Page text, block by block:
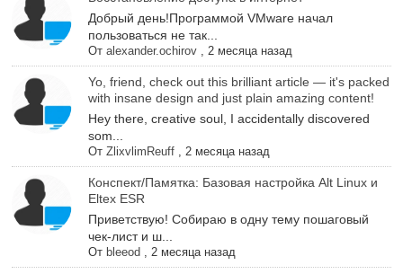
Добрый день!Программой VMware начал
пользоваться не так...
От alexander.ochirov, 2 месяца назад
Yo, friend, check out this brilliant article — it's packed
with insane design and just plain amazing content!
Hey there, creative soul, I accidentally discovered
som...
От ZlixvlimReuff, 2 месяца назад
Конспект/Памятка: Базовая настройка Alt Linux и
Eltex ESR
Приветствую! Собираю в одну тему пошаговый
чек-лист и ш...
От bleeod 2 месяца назад